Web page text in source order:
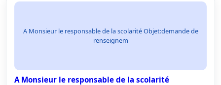
A Monsieur le responsable de la scolarité Objet:demande de
renseignem
A Monsieur le responsable de la scolarité